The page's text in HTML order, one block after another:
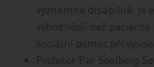
významné disabilitě, je
výhodnější než
sociální pomoc při
Profesor Per Soelberg